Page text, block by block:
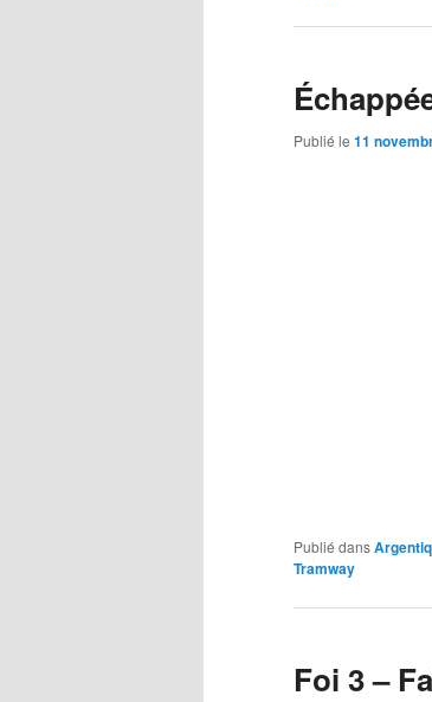
Publié le 11
Publié dans
Tramway
Foi 3 –